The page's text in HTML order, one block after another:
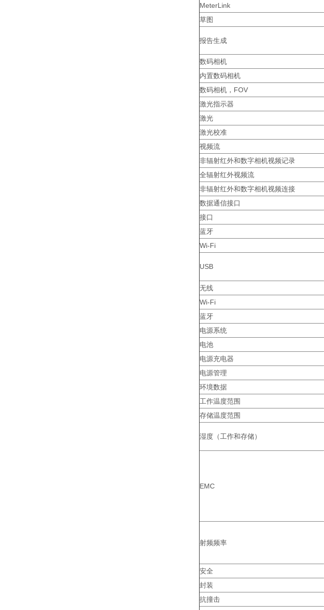
MeterLink
草图
报告生成
数码相机
内置数码相机
数码相机，FOV
激光指示器
激光
激光校准
视频流
非辐射红外和数字相机视频记录
全辐射红外视频流
非辐射红外和数字相机视频连接
数据通信接口
接口
蓝牙
Wi-Fi
USB
无线
Wi-Fi
蓝牙
电源系统
电池
电源充电器
电源管理
环境数据
工作温度范围
存储温度范围
湿度（工作和存储）
EMC
射频频率
安全
封装
抗撞击